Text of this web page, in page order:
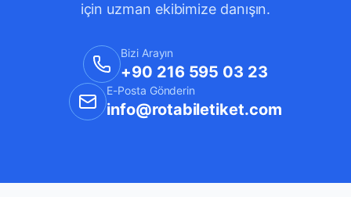
için uzman ekibimize danışın.
Bizi Arayın
+90 216 595 03 23
E-Posta Gönderin
info@rotabiletiket.com